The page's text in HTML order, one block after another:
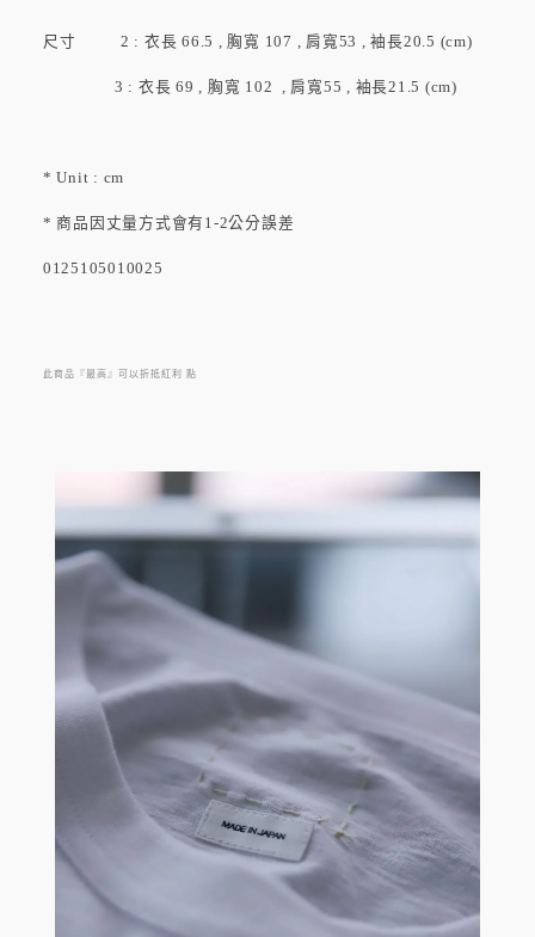
尺寸 2 : 衣長 66.5 , 胸寬 107 , 肩寬53 , 袖長20.5 (cm)
3 : 衣長 69 , 胸寬 102 , 肩寬55 , 袖長21.5 (cm)
* Unit : cm
* 商品因丈量方式會有1-2公分誤差
0125105010025
此商品『最高』可以折抵紅利 點